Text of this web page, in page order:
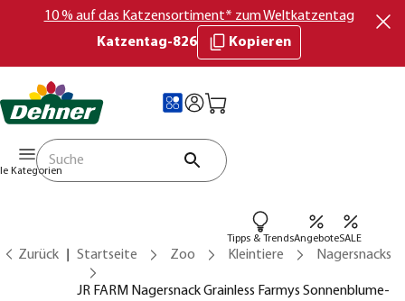
10 % auf das Katzensortiment* zum Weltkatzentag
Katzentag-826
Kopieren
Kategorien
Tipps & TrendsAngeboteSALE
Zurück Startseite Zoo Kleintiere Nagersnacks
JR FARM Nagersnack Grainless Farmys Sonnenblume-